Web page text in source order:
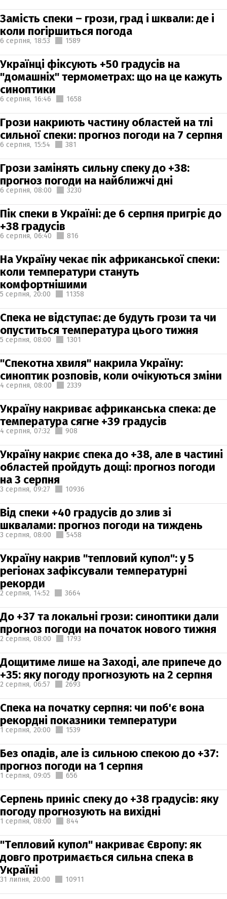
Замість спеки – грози, град і шквали: де і
коли погіршиться погода
6 серпня, 18:53 1589
Українці фіксують +50 градусів на
"домашніх" термометрах: що на це кажуть
синоптики
6 серпня, 16:46 1658
Грози накриють частину областей на тлі
сильної спеки: прогноз погоди на 7 серпня
6 серпня, 15:54 381
Грози замінять сильну спеку до +38:
прогноз погоди на найближчі дні
6 серпня, 08:00 3230
Пік спеки в Україні: де 6 серпня пригріє до
+38 градусів
6 серпня, 06:40 816
На Україну чекає пік африканської спеки:
коли температури стануть
комфортнішими
5 серпня, 20:00 11358
Спека не відступає: де будуть грози та чи
опуститься температура цього тижня
5 серпня, 08:00 1301
"Спекотна хвиля" накрила Україну:
синоптик розповів, коли очікуються зміни
4 серпня, 08:00 2339
Україну накриває африканська спека: де
температура сягне +39 градусів
4 серпня, 07:32 908
Україну накриє спека до +38, але в частині
областей пройдуть дощі: прогноз погоди
на 3 серпня
3 серпня, 09:27 10936
Від спеки +40 градусів до злив зі
шквалами: прогноз погоди на тиждень
3 серпня, 08:00 5458
Україну накрив "тепловий купол": у 5
регіонах зафіксували температурні
рекорди
2 серпня, 14:52 3664
До +37 та локальні грози: синоптики дали
прогноз погоди на початок нового тижня
2 серпня, 08:00 1793
Дощитиме лише на Заході, але припече до
+35: яку погоду прогнозують на 2 серпня
2 серпня, 06:57 2693
Спека на початку серпня: чи поб'є вона
рекордні показники температури
1 серпня, 20:00 1539
Без опадів, але із сильною спекою до +37:
прогноз погоди на 1 серпня
1 серпня, 09:05 656
Серпень приніс спеку до +38 градусів: яку
погоду прогнозують на вихідні
1 серпня, 08:00 844
"Тепловий купол" накриває Європу: як
довго протримається сильна спека в
Україні
31 липня, 20:00 10911